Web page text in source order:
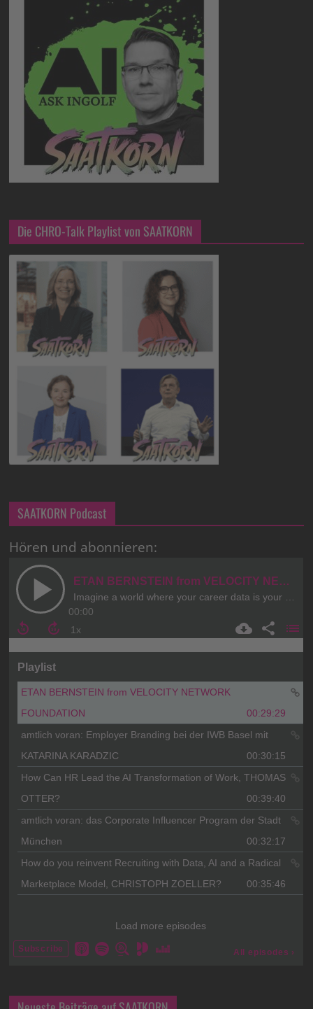
Die CHRO-Talk Playlist von SAATKORN
SAATKORN Podcast
Hören und abonnieren: